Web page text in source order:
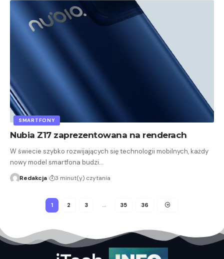
SMARTFONY
Nubia Z17 zaprezentowana na renderach
W świecie szybko rozwijających się technologii mobilnych, każdy
nowy model smartfona budzi…
Redakcja 3 minut(y) czytania
1 2 3 … 35 36